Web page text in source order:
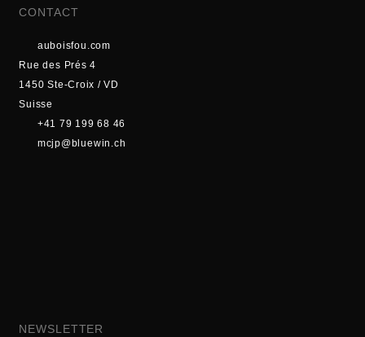
CONTACT
auboisfou.com
Rue des Prés 4
1450 Ste-Croix / VD
Suisse
+41 79 199 68 46
mcjp@bluewin.ch
NEWSLETTER